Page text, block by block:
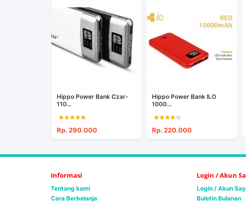
Hippo Power Bank Czar-
110...
Rp. 290.000
Hippo Power Bank ILO
1000...
Rp. 220.000
Informasi
Tentang kami
Cara Berbelanja
Login / Akun
Login / Akun
Buletin Bulanan